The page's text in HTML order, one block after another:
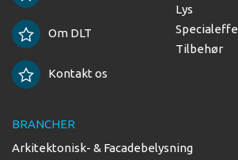
Om DLT
Kontakt os
Lys
Tilbehør
BRANCHER
Arkitektonisk- & Facadebelysning